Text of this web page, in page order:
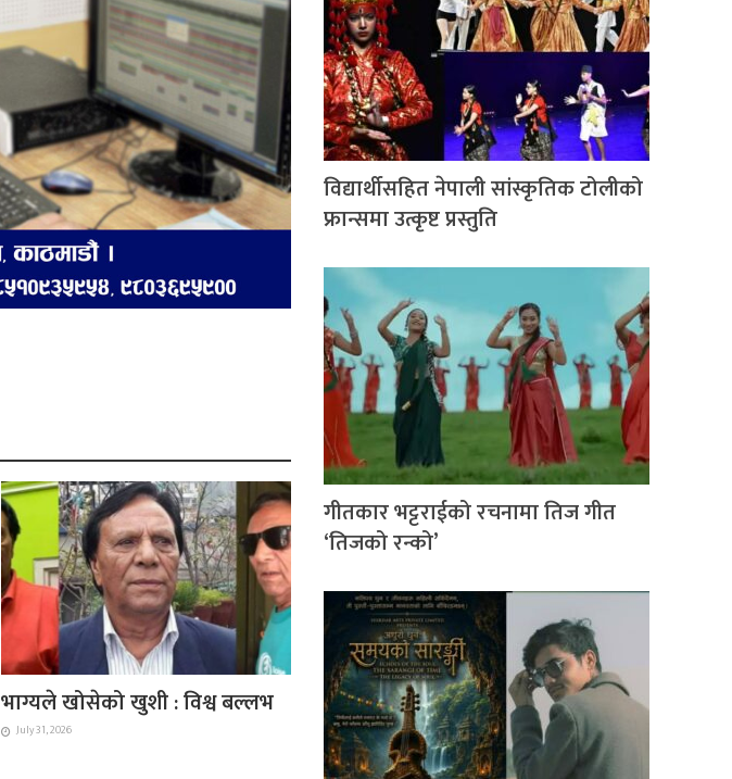
भाग्यले खोसेको खुशी : विश्व बल्लभ
July 31, 2026
विद्यार्थीसहित नेपाली सांस्कृतिक टोलीको
फ्रान्समा उत्कृष्ट प्रस्तुति
गीतकार भट्टराईको रचनामा तिज गीत
‘तिजको रन्को’